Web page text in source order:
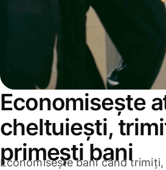
Economisește
cheltuiești,
primești bani
Economisește bani când